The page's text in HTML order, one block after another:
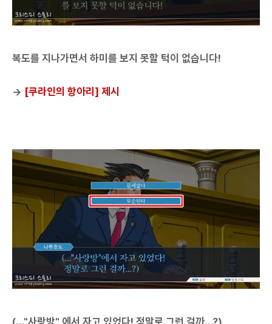
복도를 지나가면서 하미를 보지 못할 턱이 없습니다!
→ [쿠라인의 항아리] 제시
(..."사랑방" 에서 자고 있었다! 정말로 그런 걸까...?)